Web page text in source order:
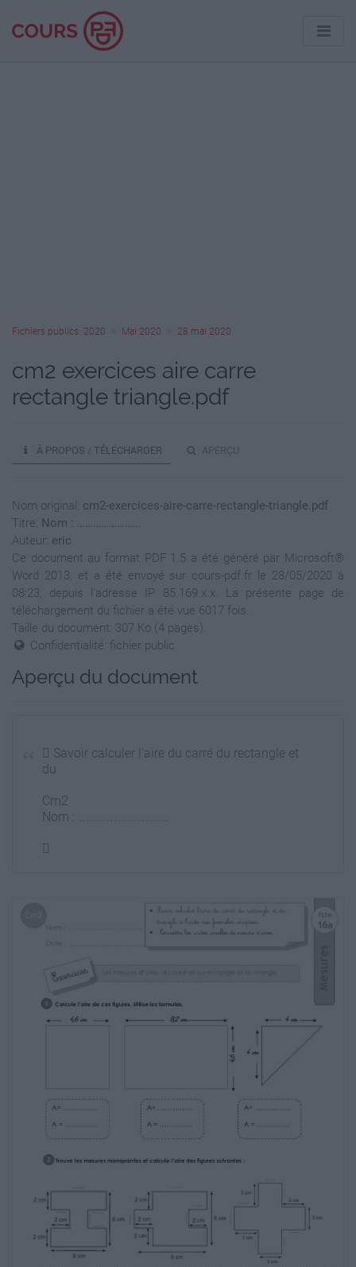
Fichiers publics: 2020 Mai 2020 28 mai 2020
cm2 exercices aire carre
rectangle triangle.pdf
À PROPOS / TÉLÉCHARGER APERÇU
Nom original: cm2-exercices-aire-carre-rectangle-triangle.pdf
Titre: Nom : ……………………
Auteur: eric
Ce document au format PDF 1.5 a été généré par Microsoft®
Word 2013, et a été envoyé sur cours-pdf.fr le 28/05/2020 à
08:23, depuis l'adresse IP 85.169.x.x. La présente page de
téléchargement du fichier a été vue 6017 fois.
Taille du document: 307 Ko (4 pages).
Confidentialité: fichier public
Aperçu du document
 Savoir calculer l’aire du carré du rectangle et
du
Cm2
Nom : …………………………….

Connaître les unités usuelles de mesure
Mesures
Date : …………………………….
Les mesures d’aires du carré et du rectangle et
Fiche
Calcule l’aire de ces figures. Utilise les
8,2 cm
4 cm